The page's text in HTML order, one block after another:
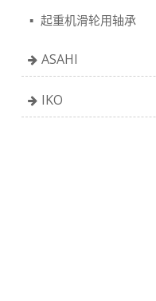
起重机滑轮用轴承
ASAHI
IKO